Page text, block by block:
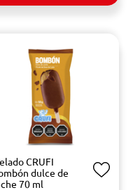
CRUFI
dulce de
70 ml